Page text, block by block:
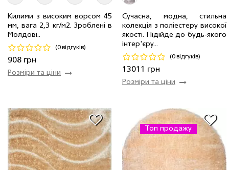
Килими з високим ворсом 45
мм, вага 2,3 кг/м2. Зроблені в
Молдові..
(0 відгуків)
908 грн
Розміри та ціни
0.7 x 2.3 м 1 шт 908 грн
Код 26693
Сучасна, модна, стильна
колекція з поліестеру високої
якості. Підійде до будь-якого
інтер'єру...
(0 відгуків)
13011 грн
Розміри та ціни
2.5 x 3.5 м 2 шт 13011 грн
Код 16024
Топ продажу